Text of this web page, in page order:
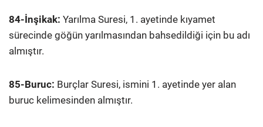
84-İnşikak: Yarılma Suresi, 1. ayetinde kıyamet
sürecinde göğün yarılmasından bahsedildiği için bu adı
almıştır.
85-Buruc: Burçlar Suresi, ismini 1. ayetinde yer alan
buruc kelimesinden almıştır.